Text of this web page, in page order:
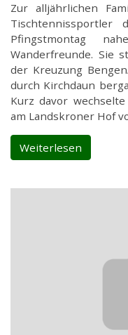
Zur alljährlichen
Pfingstmontag
Wanderfreunde. Sie
der Kreuzung
durch Kirchdaun
Kurz davor
am Landskroner Hof
Weiterlesen